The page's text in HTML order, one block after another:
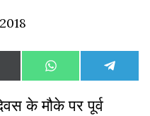
Share
on
WhatsAppShare
on
के मौके पर पूर्व